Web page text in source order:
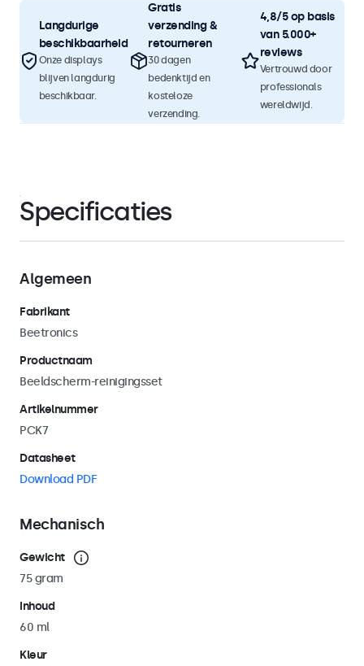
Langdurige
beschikbaarheid
Onze displays
blijven langdurig
beschikbaar.
Gratis
verzending &
retourneren
30 dagen
bedenktijd en
kosteloze
verzending.
4,8/5 op basis
van 5.000+
reviews
Vertrouwd door
professionals
wereldwijd.
Specificaties
Algemeen
Fabrikant
Beetronics
Productnaam
Beeldscherm-reinigingsset
Artikelnummer
PCK7
Datasheet
Download PDF
Mechanisch
Gewicht
75 gram
Inhoud
60 ml
Kleur